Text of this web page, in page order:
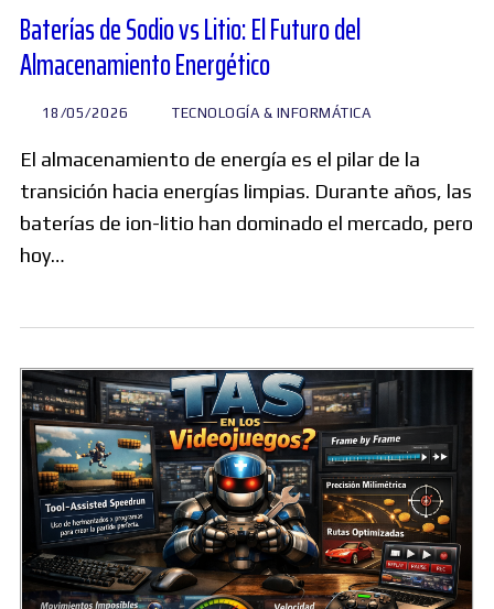
Baterías de Sodio vs Litio: El Futuro del
Almacenamiento Energético
18/05/2026 TECNOLOGÍA & INFORMÁTICA
El almacenamiento de energía es el pilar de la
transición hacia energías limpias. Durante años, las
baterías de ion-litio han dominado el mercado, pero
hoy…